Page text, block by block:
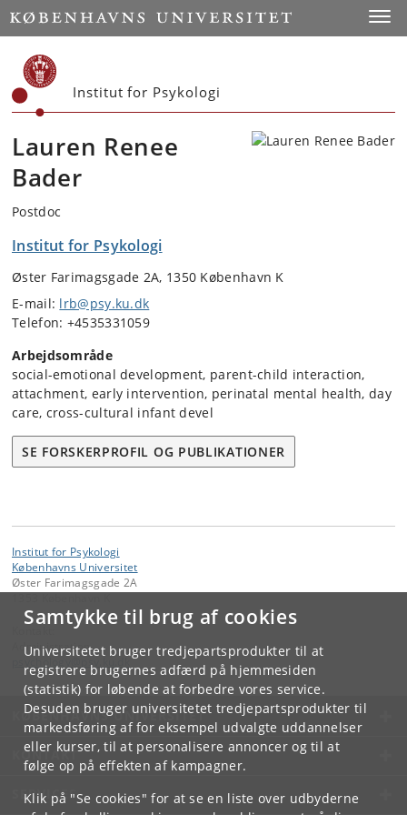
Samtykke til brug af cookies
Universitetet bruger tredjepartsprodukter til at
registrere brugernes adfærd på hjemmesiden
(statistik) for løbende at forbedre vores service.
Desuden bruger universitetet tredjepartsprodukter til
markedsføring af for eksempel udvalgte uddannelser
eller kurser, til at personalisere annoncer og til at
følge op på effekten af kampagner.
Klik på "Se cookies" for at se en liste over udbyderne
Start
Institut for Psykologi
Lauren Renee
Bader
Postdoc
Institut for Psykologi
Øster Farimagsgade 2A, 1350 København K
E-mail: lrb@psy.ku.dk
Telefon: +4535331059
Arbejdsområde
social-emotional development, parent-child interaction,
attachment, early intervention, perinatal mental health, day
care, cross-cultural infant devel
SE FORSKERPROFIL OG PUBLIKATIONER
Institut for Psykologi
Københavns Universitet
Øster Farimagsgade 2A
Administration
KØBENHAVNS UNIVERSITET
KONTAKT
SERVICES